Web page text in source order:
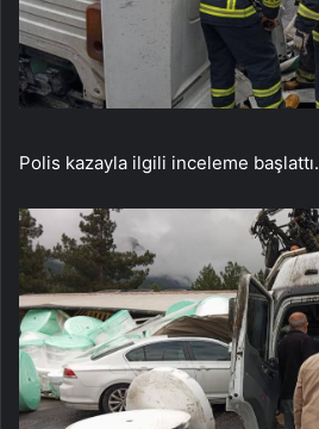
Polis kazayla ilgili inceleme başlattı.